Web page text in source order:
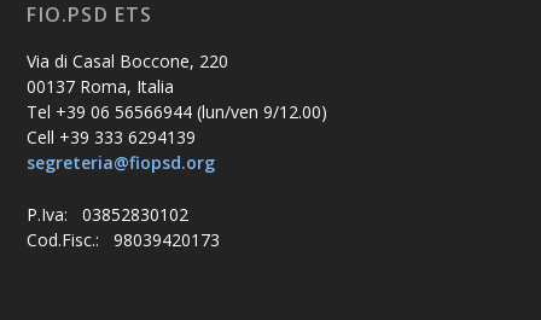
FIO.PSD ETS
Via di Casal Boccone, 220
00137 Roma, Italia
Tel +39 06 56566944 (lun/ven 9/12.00)
Cell +39 333 6294139
segreteria@fiopsd.org
P.Iva: 03852830102
Cod.Fisc.: 98039420173